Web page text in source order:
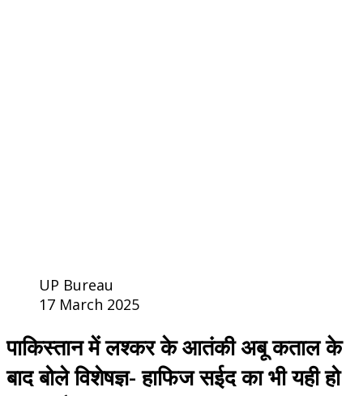
UP Bureau
17 March 2025
पाकिस्तान में लश्कर के आतंकी अबू कताल के
बाद बोले विशेषज्ञ- हाफिज सईद का भी यही हो